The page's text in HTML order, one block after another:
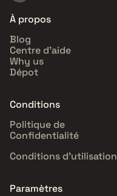
À propos
Blog
Centre d'aide
Why us
Dépot
Conditions
Politique de
Confidentialité
Conditions d'utilisation
Paramètres